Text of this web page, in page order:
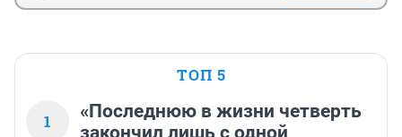
ТОП 5
1
«Последнюю в жизни четверть